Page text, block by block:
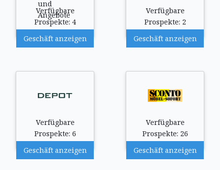
Verfügbare
Prospekte: 4
Geschäft anzeigen
Verfügbare
Prospekte: 2
Geschäft anzeigen
Verfügbare
Prospekte: 6
Geschäft anzeigen
Verfügbare
Prospekte: 26
Geschäft anzeigen